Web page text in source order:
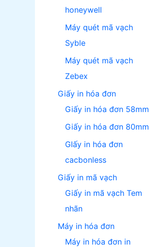
honeywell
Máy quét mã vạch
Syble
Máy quét mã vạch
Zebex
Giấy in hóa đơn
Giấy in hóa đơn 58mm
Giấy in hóa đơn 80mm
GIấy in hóa đơn
cacbonless
Giấy in mã vạch
Giấy in mã vạch Tem
nhãn
Máy in hóa đơn
Máy in hóa đơn in